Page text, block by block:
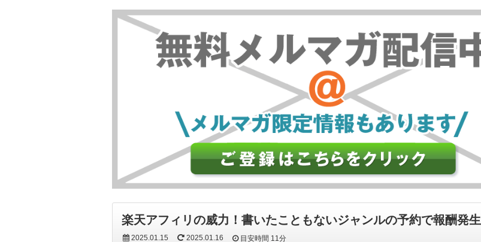
楽天アフィリの威力！書いたこともないジャンルの予約で報酬発生
2025.01.15 2025.01.16 目安時間 11分